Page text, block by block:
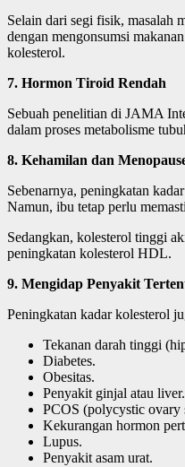
Selain dari segi fisik, masalah
dengan mengonsumsi
kolesterol.
7. Hormon Tiroid Rendah
Sebuah penelitian di JAMA
dalam proses metabolisme
8. Kehamilan dan
Sebenarnya, peningkatan
Namun, ibu tetap perlu
Sedangkan, kolesterol tinggi
peningkatan kolesterol HDL.
9. Mengidap Penyakit
Peningkatan kadar kolesterol
Tekanan darah tinggi
Diabetes.
Obesitas.
Penyakit ginjal atau liver.
PCOS (polycystic ovary
Kekurangan hormon
Lupus.
Penyakit asam urat.